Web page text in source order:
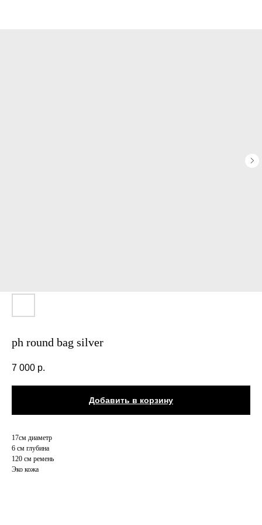
ph round bag silver
7 000 р.
Добавить в корзину
17см диаметр
6 см глубина
120 см ремень
Эко кожа